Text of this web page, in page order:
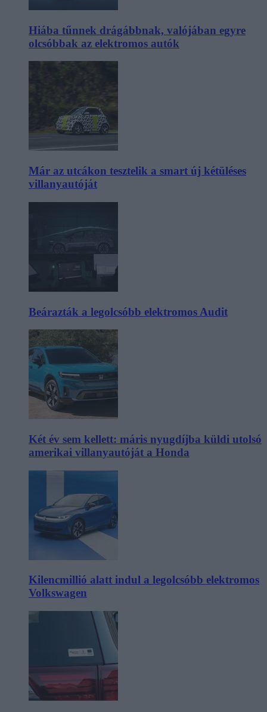
Hiába tűnnek drágábbnak, valójában egyre
olcsóbbak az elektromos autók
Már az utcákon tesztelik a smart új kétüléses
villanyautóját
Beárazták a legolcsóbb elektromos Audit
Két év sem kellett: máris nyugdíjba küldi utolsó
amerikai villanyautóját a Honda
Kilencmillió alatt indul a legolcsóbb elektromos
Volkswagen